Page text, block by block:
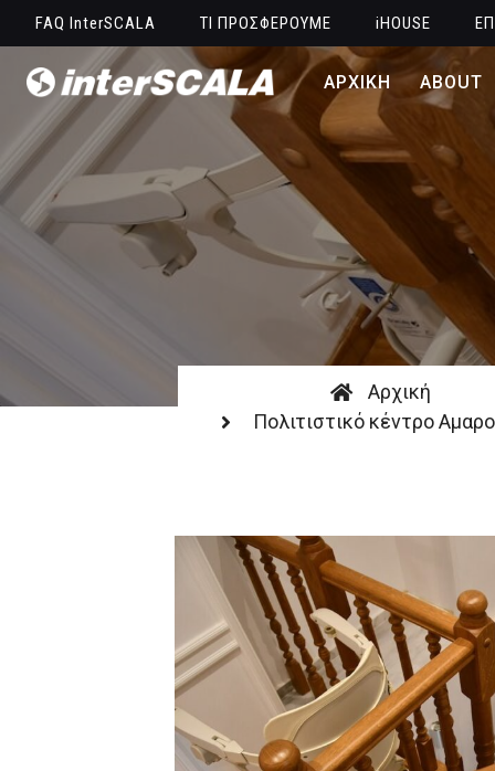
FAQ InterSCALA ΤΙ ΠΡΟΣΦΕΡΟΥΜΕ iHOUSE
ΑΡΧΙΚΗ ABOUT
Αρχική
Πολιτιστικό κέντρο